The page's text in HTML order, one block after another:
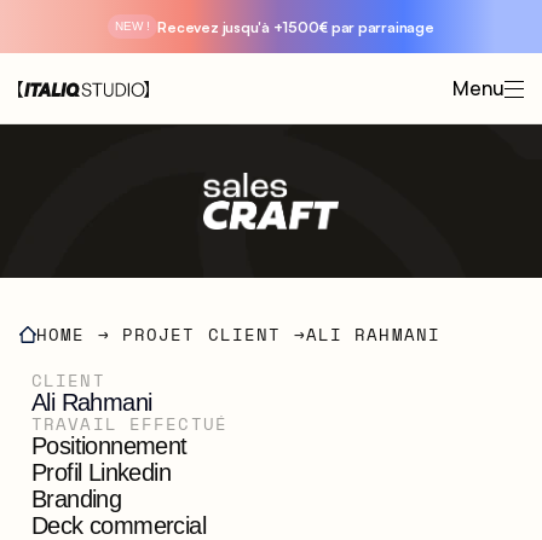
NEW ! Recevez jusqu'à +1500€ par parrainage
Menu
HOME → PROJET CLIENT →ALI RAHMANI
CLIENT
Ali Rahmani
TRAVAIL EFFECTUÉ
Positionnement
Profil Linkedin
Branding
Deck commercial